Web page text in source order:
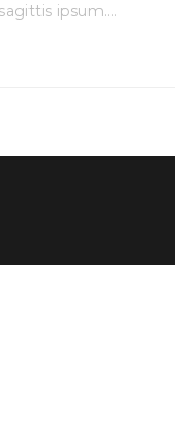
ipsum.…